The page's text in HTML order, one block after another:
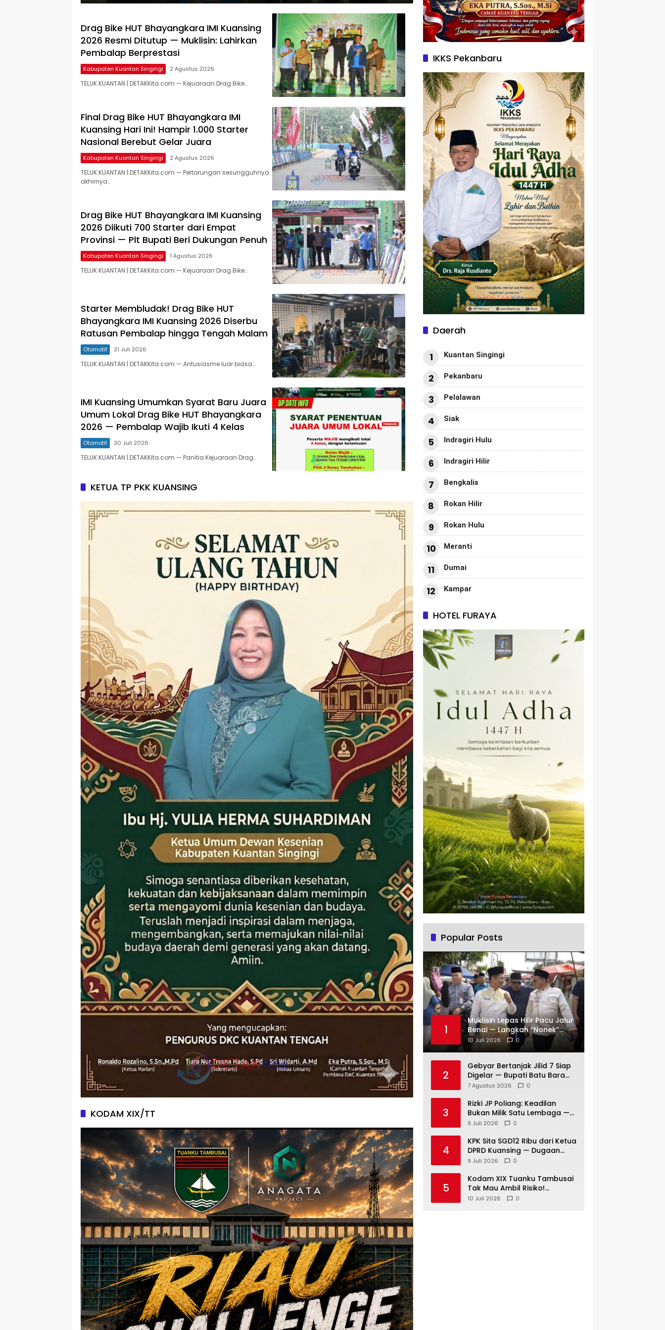
Drag Bike HUT Bhayangkara IMI Kuansing
2026 Resmi Ditutup — Muklisin: Lahirkan
Pembalap Berprestasi
Kabupaten Kuantan Singingi 2 Agustus 2026
TELUK KUANTAN | DETAKKita.com — Kejuaraan Drag Bike…
Final Drag Bike HUT Bhayangkara IMI
Kuansing Hari Ini! Hampir 1.000 Starter
Nasional Berebut Gelar Juara
Kabupaten Kuantan Singingi 2 Agustus 2026
TELUK KUANTAN | DETAKKita.com — Pertarungan sesungguhnya
akhirnya…
Drag Bike HUT Bhayangkara IMI Kuansing
2026 Diikuti 700 Starter dari Empat
Provinsi — Plt Bupati Beri Dukungan Penuh
Kabupaten Kuantan Singingi 1 Agustus 2026
TELUK KUANTAN | DETAKKita.com — Kejuaraan Drag Bike…
Starter Membludak! Drag Bike HUT
Bhayangkara IMI Kuansing 2026 Diserbu
Ratusan Pembalap hingga Tengah Malam
Otomotif 31 Juli 2026
TELUK KUANTAN | DETAKKita.com — Antusiasme luar biasa…
IMI Kuansing Umumkan Syarat Baru Juara
Umum Lokal Drag Bike HUT Bhayangkara
2026 — Pembalap Wajib Ikuti 4 Kelas
Otomotif 30 Juli 2026
TELUK KUANTAN | DETAKKita.com — Panitia Kejuaraan Drag…
KETUA TP PKK KUANSING
KODAM XIX/TT
IKKS Pekanbaru
Daerah
1 Kuantan Singingi
2 Pekanbaru
3 Pelalawan
4 Siak
5 Indragiri Hulu
6 Indragiri Hilir
7 Bengkalis
8 Rokan Hilir
9 Rokan Hulu
10 Meranti
11 Dumai
12 Kampar
HOTEL FURAYA
Popular Posts
1
Muklisin Lepas Hilir Pacu Jalur
Benai — Langkah “Nonek”
Gambar Kekompakan
Pemimpin Kuansing Jadi
Budaya
10 Juli 2026 0
2
Gebyar Bertanjak Jilid 7 Siap
Digelar — Bupati Batu Bara
Tegaskan Budaya Melayu
7 Agustus 2026 0
3
Rizki JP Poliang: Keadilan
Bukan Milik Satu Lembaga —
Semua Wajib Mengawalnya
9 Juli 2026 0
4
KPK Sita SGD12 Ribu dari Ketua
DPRD Kuansing — Dugaan
Peran Pengumpulan Dana Alih
9 Juli 2026 0
5
Kodam XIX Tuanku Tambusai
Tak Mau Ambil Risiko!
Satgasyon 132/Bima Sakti Diuji
10 Juli 2026 0